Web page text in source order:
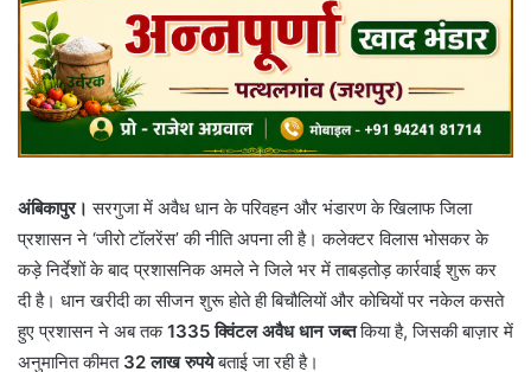
अंबिकापुर। सरगुजा में अवैध धान के परिवहन और भंडारण के खिलाफ जिला
प्रशासन ने ‘जीरो टॉलरेंस’ की नीति अपना ली है। कलेक्टर विलास भोसकर के
कड़े निर्देशों के बाद प्रशासनिक अमले ने जिले भर में ताबड़तोड़ कार्रवाई शुरू कर
दी है। धान खरीदी का सीजन शुरू होते ही बिचौलियों और कोचियों पर नकेल कसते
हुए प्रशासन ने अब तक1335 क्विंटल अवैध धान जब्तकिया है, जिसकी बाज़ार में
अनुमानित कीमत 32 लाख रुपयेबताई जा रही है।